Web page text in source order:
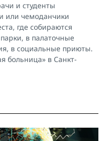
и студенты
или чемоданчики
где собираются
в палаточные
в социальные приюты.
больница» в Санкт-